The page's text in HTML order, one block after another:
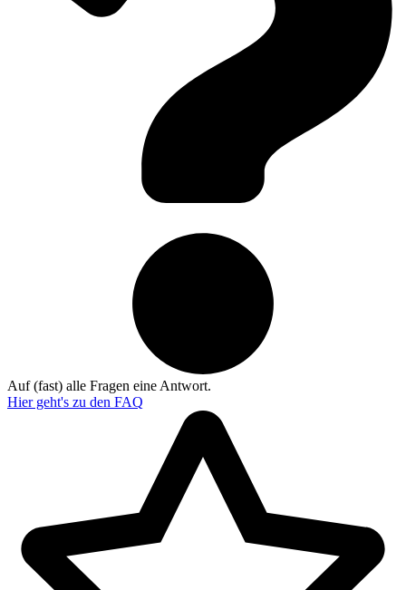
Auf (fast) alle Fragen eine Antwort.
Hier geht's zu den FAQ